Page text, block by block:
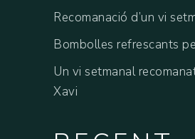
Recomanació d’un vi
Bombolles refrescants
Un vi setmanal
Xavi